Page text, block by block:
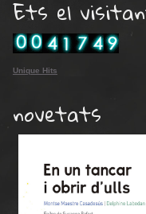
Ets el
Unique Hits
novetats